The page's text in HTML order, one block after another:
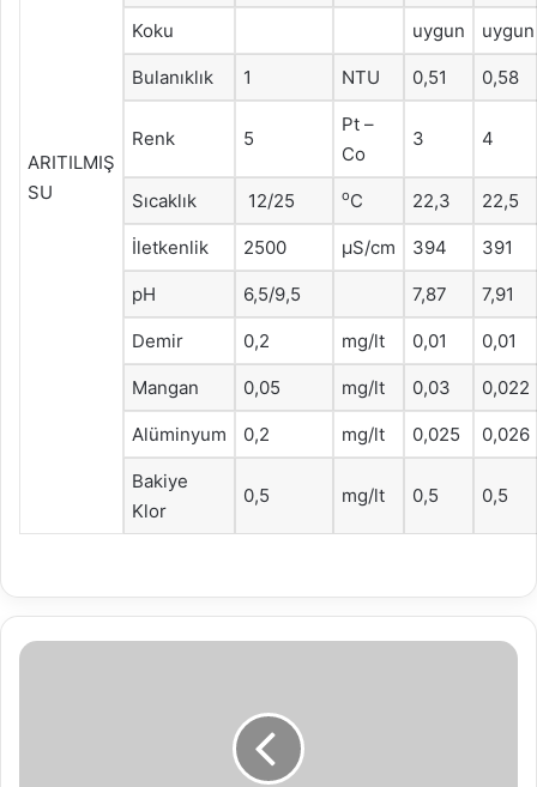
ARITILMIŞ
SU
Koku uygun uygun
Bulanıklık 1 NTU 0,51 0,58
Renk 5
Pt –
Co
3 4
Sıcaklık 12/25 oC 22,3 22,5
İletkenlik 2500 μS/cm 394 391
pH 6,5/9,5 7,87 7,91
Demir 0,2 mg/lt 0,01 0,01
Mangan 0,05 mg/lt 0,03 0,022
Alüminyum 0,2 mg/lt 0,025 0,026
Bakiye
Klor
0,5 mg/lt 0,5 0,5
17.07.2018